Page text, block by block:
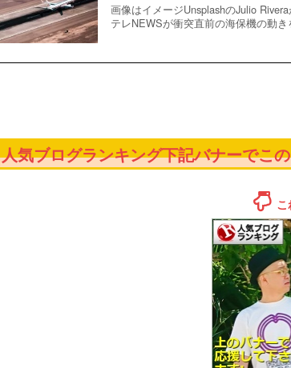
画像はイメージUnsplashのJulio
テレNEWSが衝突直前の海保機の動
人気ブログランキング下記バナーでこ